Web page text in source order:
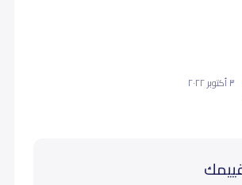
٣ أكتوبر ٢٠٢٢